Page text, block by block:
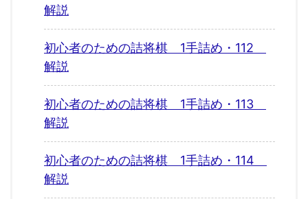
解説
初心者のための詰将棋 1手詰め・112
解説
初心者のための詰将棋 1手詰め・113
解説
初心者のための詰将棋 1手詰め・114
解説